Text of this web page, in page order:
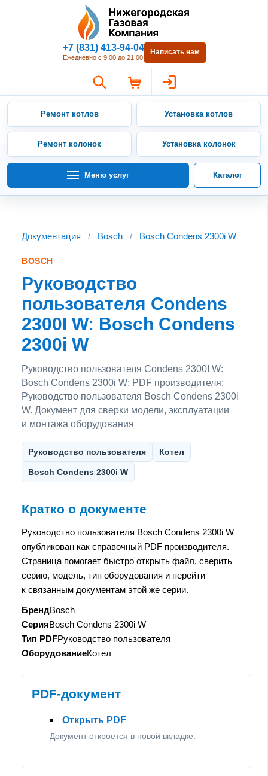
Нижегородская Газовая
+7 (831) 413-94-04
Ежедневно с 9:00 до 21:00
Написать нам
Ремонт котлов Установка котлов
Ремонт колонок Установка колонок
Меню услуг Каталог
Документация / Bosch / Bosch Condens 2300i W
BOSCH
Руководство
пользователя Condens
2300I W: Bosch Condens
2300i W
Руководство пользователя Condens 2300I W:
Bosch Condens 2300i W: PDF производителя:
Руководство пользователя Bosch Condens 2300i
W. Документ для сверки модели, эксплуатации
и монтажа оборудования
Руководство пользователя Котел
Bosch Condens 2300i W
Кратко о документе
Руководство пользователя Bosch Condens 2300i W
опубликован как справочный PDF производителя.
Страница помогает быстро открыть файл, сверить
серию, модель, тип оборудования и перейти
к связанным документам этой же серии.
БрендBosch
СерияBosch Condens 2300i W
Тип PDFРуководство пользователя
ОборудованиеКотел
PDF-документ
Открыть PDF
Документ откроется в новой вкладке.